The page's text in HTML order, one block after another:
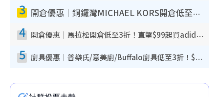
3 開倉優惠｜銅鑼灣MICHAEL KORS開倉低至17折！直擊$500起買手袋/銀包/鞋款 必買經典Jet Set系列
4 開倉優惠｜馬拉松開倉低至3折！直擊$99起買adidas／New Balance／Puma鞋款 STANLEY保溫杯劈價至$119起
5 廚具優惠｜普樂氏/意美廚/Buffalo廚具低至3折！$89起買煎鍋／炒鑊／個人鍋 同場小家電激減至$99起